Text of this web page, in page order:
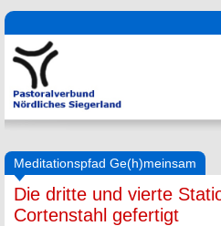
Meditationspfad Ge(h)meinsam
Die dritte und vierte
Cortenstahl gefertigt